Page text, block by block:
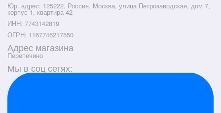
Юр. адрес: 125222, Россия, Москва, улица Петрозаводская, дом 7,
корпус 1, квартира 42
ИНН: 7743142819
ОГРН: 1167746217550
Адрес магазина
Перепечино
Мы в соц сетях: